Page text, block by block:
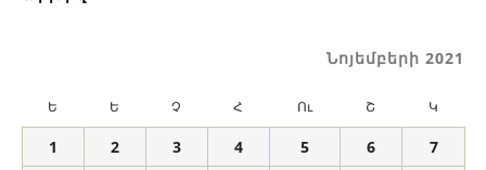
Նոյեմբերի 2021
Ե Ե Չ Հ Ու Շ Կ
1 2 3 4 5 6
7